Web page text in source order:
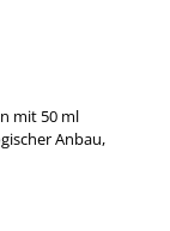
mit 50 ml
Anbau,